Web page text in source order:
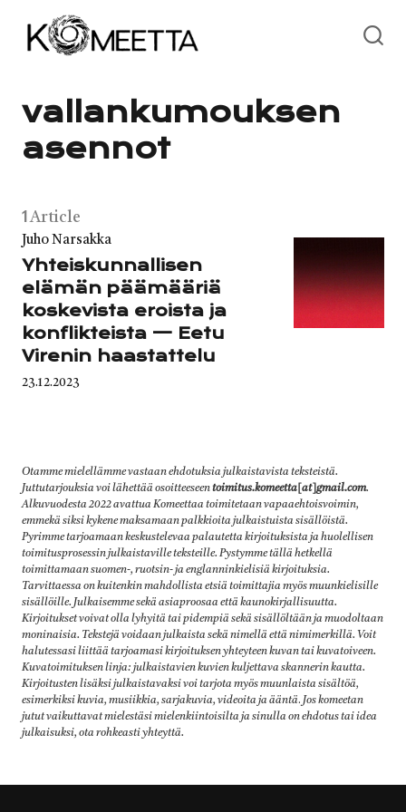
vallankumouksen
asennot
1Article
Category
Juho Narsakka
Yhteiskunnallisen
elämän päämääriä
koskevista eroista ja
konflikteista — Eetu
Virenin haastattelu
Published
23.12.2023
Otamme mielellämme vastaan ehdotuksia julkaistavista teksteistä.
Juttutarjouksia voi lähettää osoitteeseentoimitus.komeetta[at]gmail.com.
Alkuvuodesta 2022 avattua Komeettaa toimitetaan vapaaehtoisvoimin,
emmekä siksi kykene maksamaan palkkioita julkaistuista sisällöistä.
Pyrimme tarjoamaan keskustelevaa palautetta kirjoituksista ja huolellisen
toimitusprosessin julkaistaville teksteille. Pystymme tällä hetkellä
toimittamaan suomen-, ruotsin- ja englanninkielisiä kirjoituksia.
Tarvittaessa on kuitenkin mahdollista etsiä toimittajia myös muunkielisille
sisällöille. Julkaisemme sekä asiaproosaa että kaunokirjallisuutta.
Kirjoitukset voivat olla lyhyitä tai pidempiä sekä sisällöltään ja muodoltaan
moninaisia. Tekstejä voidaan julkaista sekä nimellä että nimimerkillä. Voit
halutessasi liittää tarjoamasi kirjoituksen yhteyteen kuvan tai kuvatoiveen.
Kuvatoimituksen linja: julkaistavien kuvien kuljettava skannerin kautta.
Kirjoitusten lisäksi julkaistavaksi voi tarjota myös muunlaista sisältöä,
esimerkiksi kuvia, musiikkia, sarjakuvia, videoita ja ääntä. Jos komeetan
jutut vaikuttavat mielestäsi mielenkiintoisilta ja sinulla on ehdotus tai idea
julkaisuksi, ota rohkeasti yhteyttä.